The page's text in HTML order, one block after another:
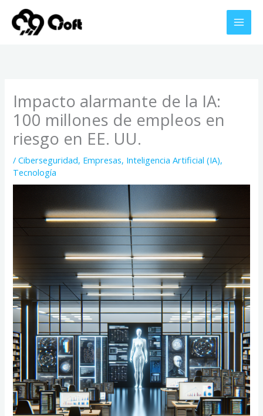
contenido
Impacto alarmante de la IA:
100 millones de empleos en
riesgo en EE. UU.
/Ciberseguridad, Empresas, Inteligencia Artificial (IA),
Tecnología